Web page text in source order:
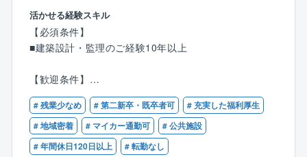
フが揃う総合設計事務所である同社にて、設計監理業
務をご担当いただきます。
【具体的には】
場監督ではありません）
■お取引は国・地方自治体から民間の法人様と幅広くい
ただいており、設計する施設は、市役所庁舎、学校等
の教育施設、商業施設や共同住宅まで多岐にわたりま
活かせる経験スキル
【必須条件】
■建築設計・監理のご経験10年以上
【歓迎条件】
■建築施工経験のある方
■部下指導育成、チームリーダー経験のある方
■一級または二級建築士
■1級建築施工管理技士
# 残業少なめ # 第二新卒・既卒者可
# 充実した福利厚生
# 地域密着
# マイカー通勤可
# 公共施設
# 年間休日120日以上
# 転勤なし